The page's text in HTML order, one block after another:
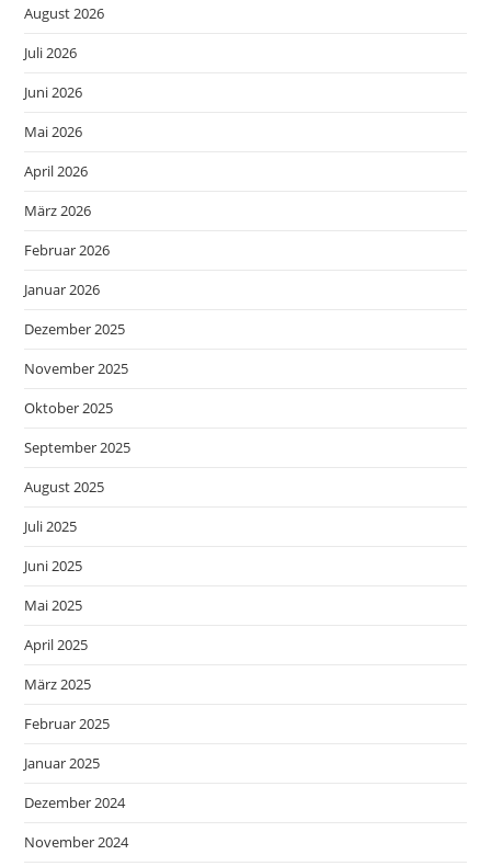
August 2026
Juli 2026
Juni 2026
Mai 2026
April 2026
März 2026
Februar 2026
Januar 2026
Dezember 2025
November 2025
Oktober 2025
September 2025
August 2025
Juli 2025
Juni 2025
Mai 2025
April 2025
März 2025
Februar 2025
Januar 2025
Dezember 2024
November 2024